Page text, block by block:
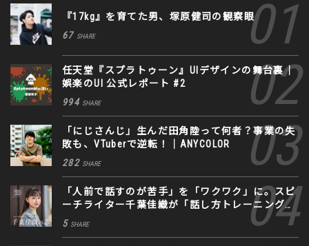
『17kg』を育てた男、塚原健司の観察眼
67 SHARE
任天堂『スプラトゥーン』UIデザインの舞台裏｜
娯楽のUI 公式レポート #2
994 SHARE
「にじさんじ」生んだ田角陸って何者？事業の失
敗も、VTuberで逆転！｜ANYCOLOR
282 SHARE
「人前で話すのが苦手」を「ワクワク」に。スピ
ーチライター千葉佳織が「話し方トレーニング」
に込めた思い
5 SHARE